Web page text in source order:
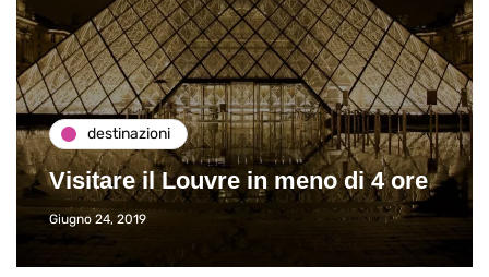
destinazioni
Visitare il Louvre in meno di 4 ore
Giugno 24, 2019